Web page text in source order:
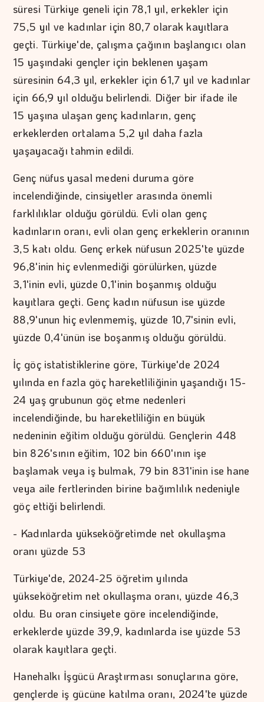
süresi Türkiye geneli için 78,1 yıl, erkekler için
75,5 yıl ve kadınlar için 80,7 olarak kayıtlara
geçti. Türkiye'de, çalışma çağının başlangıcı olan
15 yaşındaki gençler için beklenen yaşam
süresinin 64,3 yıl, erkekler için 61,7 yıl ve kadınlar
için 66,9 yıl olduğu belirlendi. Diğer bir ifade ile
15 yaşına ulaşan genç kadınların, genç
erkeklerden ortalama 5,2 yıl daha fazla
yaşayacağı tahmin edildi.
Genç nüfus yasal medeni duruma göre
incelendiğinde, cinsiyetler arasında önemli
farklılıklar olduğu görüldü. Evli olan genç
kadınların oranı, evli olan genç erkeklerin oranının
3,5 katı oldu. Genç erkek nüfusun 2025'te yüzde
96,8'inin hiç evlenmediği görülürken, yüzde
3,1'inin evli, yüzde 0,1'inin boşanmış olduğu
kayıtlara geçti. Genç kadın nüfusun ise yüzde
88,9'unun hiç evlenmemiş, yüzde 10,7'sinin evli,
yüzde 0,4'ünün ise boşanmış olduğu görüldü.
İç göç istatistiklerine göre, Türkiye'de 2024
yılında en fazla göç hareketliliğinin yaşandığı 15-
24 yaş grubunun göç etme nedenleri
incelendiğinde, bu hareketliliğin en büyük
nedeninin eğitim olduğu görüldü. Gençlerin 448
bin 826'sının eğitim, 102 bin 660'ının işe
başlamak veya iş bulmak, 79 bin 831'inin ise hane
veya aile fertlerinden birine bağımlılık nedeniyle
göç ettiği belirlendi.
- Kadınlarda yükseköğretimde net okullaşma
oranı yüzde 53
Türkiye'de, 2024-25 öğretim yılında
yükseköğretim net okullaşma oranı, yüzde 46,3
oldu. Bu oran cinsiyete göre incelendiğinde,
erkeklerde yüzde 39,9, kadınlarda ise yüzde 53
olarak kayıtlara geçti.
Hanehalkı İşgücü Araştırması sonuçlarına göre,
gençlerde iş gücüne katılma oranı, 2024'te yüzde